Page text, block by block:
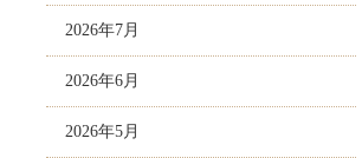
2026年7月
2026年6月
2026年5月